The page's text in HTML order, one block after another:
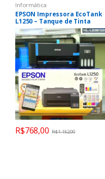
Informática
EPSON Impressora EcoTank
L1250 – Tanque de Tinta
Colorida, Wi-Fi Direct,
Comando de voz, Bivolt, Cor:
Preto
R$768,00 R$1.152,00